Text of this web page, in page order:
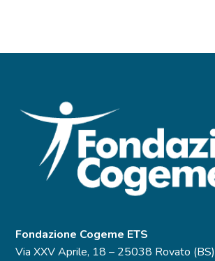
Fondazione Cogeme ETS
Via XXV Aprile, 18 – 25038 Rovato (BS)